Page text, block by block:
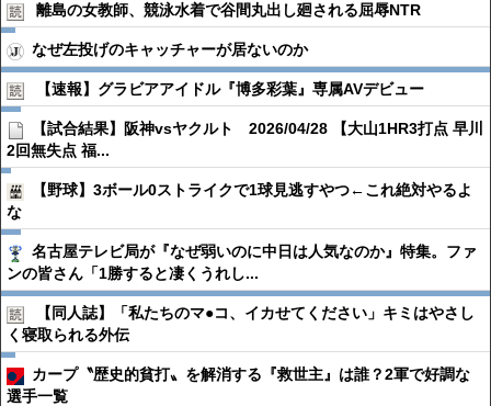
離島の女教師、競泳水着で谷間丸出し廻される屈辱NTR
なぜ左投げのキャッチャーが居ないのか
【速報】グラビアアイドル『博多彩葉』専属AVデビュー
【試合結果】阪神vsヤクルト 2026/04/28 【大山1HR3打点 早川
2回無失点 福...
【野球】3ボール0ストライクで1球見逃すやつ←これ絶対やるよ
な
名古屋テレビ局が『なぜ弱いのに中日は人気なのか』特集。ファ
ンの皆さん「1勝すると凄くうれし...
【同人誌】「私たちのマ●︎コ、イカせてください」キミはやさし
く寝取られる外伝
カープ〝歴史的貧打〟を解消する『救世主』は誰？2軍で好調な
選手一覧